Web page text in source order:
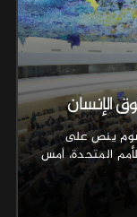
الإنسان
ينص على
المتحدة، أمس